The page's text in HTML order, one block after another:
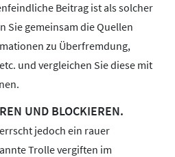
Beitrag ist als solcher
Sie gemeinsam die Quellen
zu Überfremdung,
und vergleichen Sie diese mit
UND BLOCKIEREN.
jedoch ein rauer
Trolle vergiften im